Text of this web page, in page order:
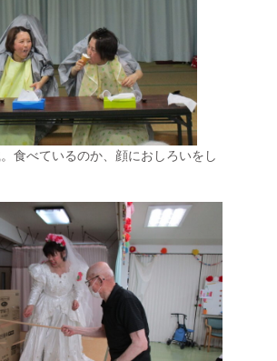
食べているのか、顔におしろいをし